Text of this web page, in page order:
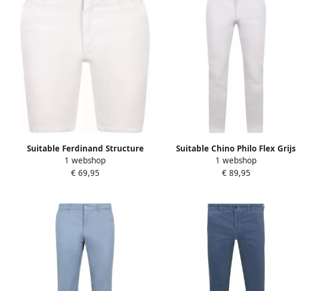
Suitable Ferdinand Structure
Short Wit
1 webshop
€ 69,95
Suitable Chino Philo Flex Grijs
1 webshop
€ 89,95